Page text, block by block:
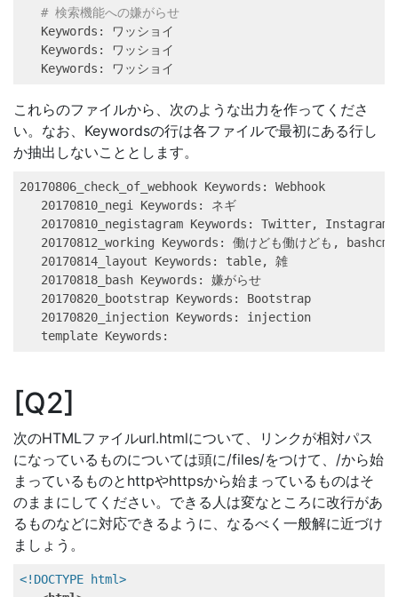
# 検索機能への嫌がらせ
Keywords : ワッショイ
Keywords : ワッショイ
Keywords : ワッショイ
これらのファイルから、次のような出力を作ってくださ
い。なお、Keywordsの行は各ファイルで最初にある行し
か抽出しないこととします。
20170806_check_of_webhook Keywords: Webhook
20170810_negi
Keywords: ネギ
20170810_negistagram Keywords: Twitter, Instagram,
20170812_working Keywords: 働けども働けども,
20170814_layout Keywords: table, 雑
20170818_bash Keywords: 嫌がらせ
20170820_bootstrap Keywords: Bootstrap
20170820_injection Keywords: injection
template Keywords:
Q2
次のHTMLファイルurl.htmlについて、リンクが相対パス
になっているものについては頭に/files/をつけて、/から始
まっているものとhttpやhttpsから始まっているものはそ
のままにしてください。できる人は変なところに改行があ
るものなどに対応できるように、なるべく一般解に近づけ
ましょう。
<!DOCTYPE html>